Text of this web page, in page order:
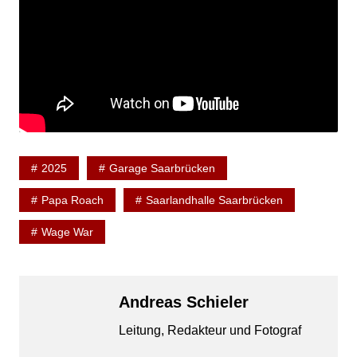
2025 Garage Saarbrücken
Papa Roach Saarlandhalle Saarbrücken
Wage War
Andreas Schieler
Leitung, Redakteur und Fotograf